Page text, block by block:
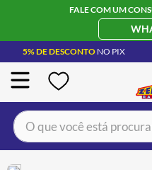
FALE COM UM
5% DE DESCONTO NO PIX
O que você está